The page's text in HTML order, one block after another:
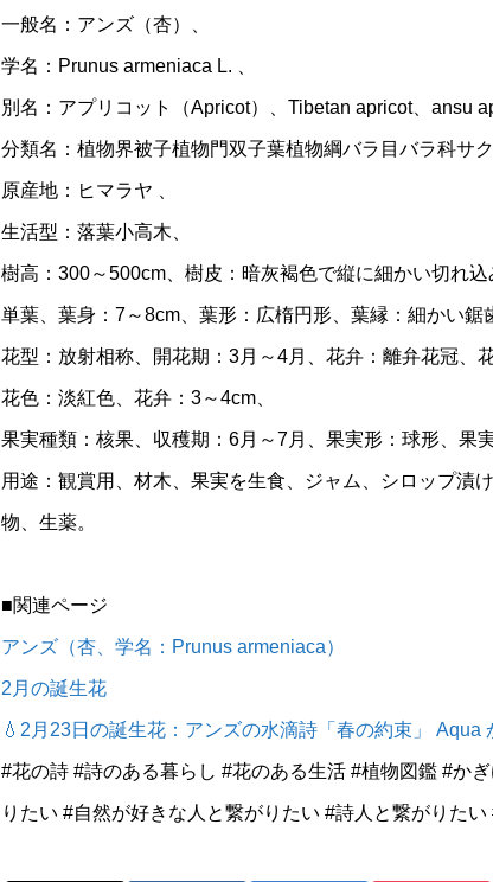
一般名：アンズ（杏）、
学名：Prunus armeniaca L. 、
別名：アプリコット（Apricot）、Tibetan apricot、ansu
分類名：植物界被子植物門双子葉植物綱バラ目バラ科サ
原産地：ヒマラヤ 、
生活型：落葉小高木、
樹高：300～500cm、樹皮：暗灰褐色で縦に細かい切れ込
単葉、葉身：7～8cm、葉形：広楕円形、葉縁：細かい鋸
花型：放射相称、開花期：3月～4月、花弁：離弁花冠、
花色：淡紅色、花弁：3～4cm、
果実種類：核果、収穫期：6月～7月、果実形：球形、果
用途：観賞用、材木、果実を生食、ジャム、シロップ漬
物、生薬。
■関連ページ
アンズ（杏、学名：Prunus armeniaca）
2月の誕生花
💧2月23日の誕生花：アンズの水滴詩「春の約束」 Aqua
#花の詩 #詩のある暮らし #花のある生活 #植物図鑑 #か
りたい #自然が好きな人と繋がりたい #詩人と繋がりた